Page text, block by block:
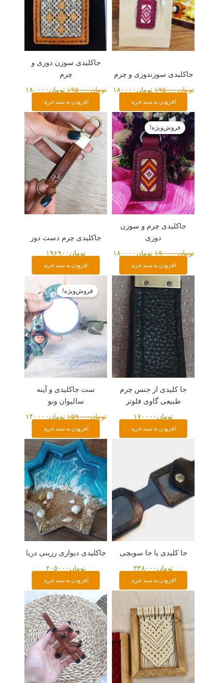
جاکلیدی سوزندوزی و چرم
تومان۱۹۵۰۰۰ تومان ۱۸۰۰۰۰
افزودن به سبد خرید
جاکلیدی سوزن دوزی و
چرم
تومان۱۹۵۰۰۰ تومان ۱۸۰۰۰۰
افزودن به سبد خرید
فروش‌ویژه!
جاکلیدی چرم و سوزن
دوزی
تومان۱۹۰۰۰۰
قیمت
اصلی:
تومان۱۹۰۰۰۰
بود.
تومان ۱۸۰۰۰۰
قیمت
فعلی:
تومان۱۸۰۰۰۰.
افزودن به سبد خرید
جاکلیدی چرم دست دوز
تومان ۱۹۶۹۰۰
افزودن به سبد خرید
جا کلیدی از جنس چرم
طبیعی گاوی فلوتر
تومان ۱۷۰۰۰۰
افزودن به سبد خرید
فروش‌ویژه!
ست جاکلیدی و آینه
سالیوان وبو
تومان۱۵۹۰۰۰
قیمت
اصلی:
تومان۱۵۹۰۰۰
تومان ۱۴۰۰۰۰
تومان۱۴۰۰۰۰.
افزودن به سبد خرید
جا کلیدی یا جا سویچی
تومان ۳۴۸۰۰۰
افزودن به سبد خرید
جاکلیدی دیواری رزینی دریا
تومان ۲۰۵۰۰۰
افزودن به سبد خرید